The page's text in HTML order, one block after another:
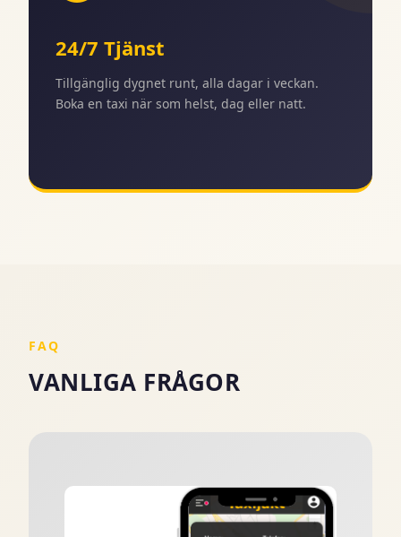
24/7 Tjänst
Tillgänglig dygnet runt, alla dagar i veckan.
Boka en taxi när som helst, dag eller natt.
FAQ
VANLIGA FRÅGOR